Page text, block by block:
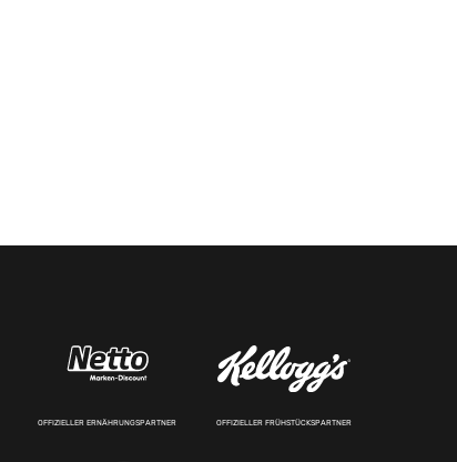
OFFIZIELLER ERNÄHRUNGSPARTNER OFFIZIELLER FRÜHSTÜCKSPARTNER